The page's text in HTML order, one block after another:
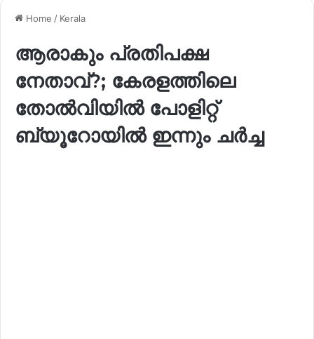
Home / Kerala
ആരാകും പ്രതിപക്ഷ
നേതാവ്?; കേരളത്തിലെ
തോൽവിയിൽ പോളിറ്റ്
ബ്യൂറോയിൽ ഇന്നും ചർച്ച